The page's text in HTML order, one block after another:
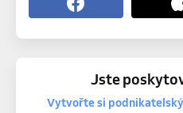
Jste
Vytvořte si